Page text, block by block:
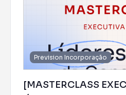
Prevision Incorporação
[MASTERCLASS